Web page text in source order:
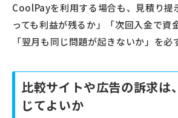
CoolPayを利用する場合も、見積り提
っても利益が残るか」「次回入金で資
「翌月も同じ問題が起きないか」を必
比較サイトや広告の訴求は
じてよいか